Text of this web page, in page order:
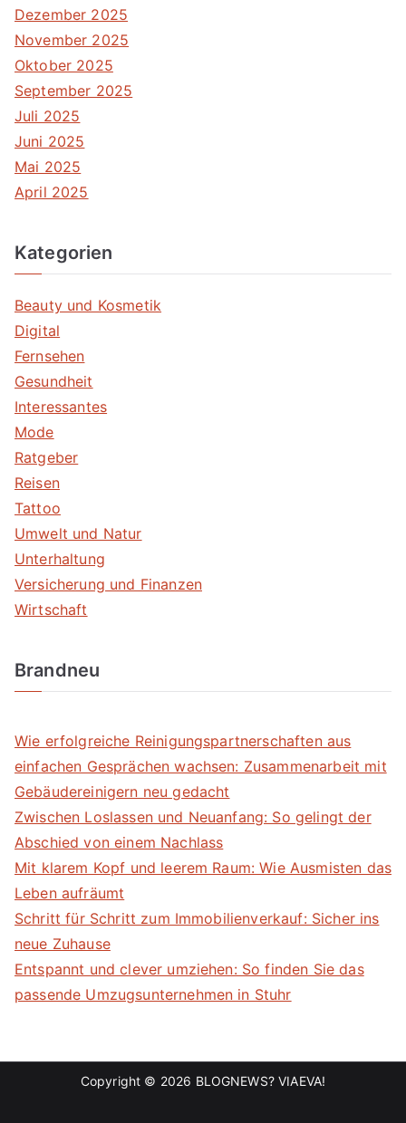
Dezember 2025
November 2025
Oktober 2025
September 2025
Juli 2025
Juni 2025
Mai 2025
April 2025
Kategorien
Beauty und Kosmetik
Digital
Fernsehen
Gesundheit
Interessantes
Mode
Ratgeber
Reisen
Tattoo
Umwelt und Natur
Unterhaltung
Versicherung und Finanzen
Wirtschaft
Brandneu
Wie erfolgreiche Reinigungspartnerschaften aus
einfachen Gesprächen wachsen: Zusammenarbeit mit
Gebäudereinigern neu gedacht
Zwischen Loslassen und Neuanfang: So gelingt der
Abschied von einem Nachlass
Mit klarem Kopf und leerem Raum: Wie Ausmisten das
Leben aufräumt
Schritt für Schritt zum Immobilienverkauf: Sicher ins
neue Zuhause
Entspannt und clever umziehen: So finden Sie das
passende Umzugsunternehmen in Stuhr
Copyright © 2026 BLOGNEWS? VIAEVA!